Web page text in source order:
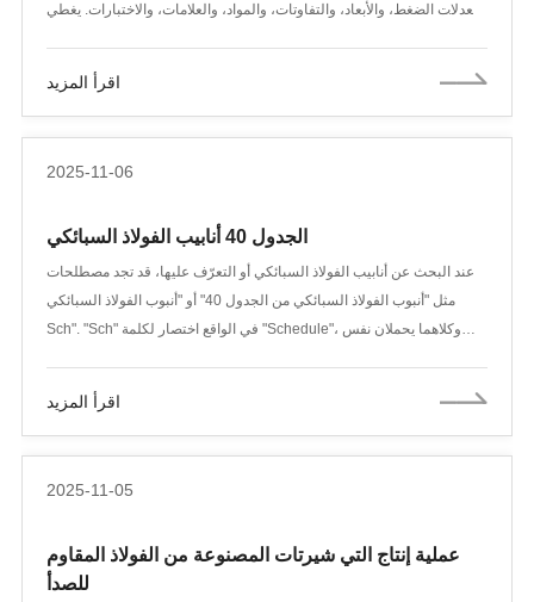
معدلات الضغط، والأبعاد، والتفاوتات، والمواد، والعلامات، والاختبارات. يغطي
26 بوصة إلى 60 بوصة، بمعدلات ضغط تتراوح بين 75 و150 و300 و400
اقرأ المزيد
2025-11-06
الجدول 40 أنابيب الفولاذ السبائكي
عند البحث عن أنابيب الفولاذ السبائكي أو التعرّف عليها، قد تجد مصطلحات
مثل "أنبوب الفولاذ السبائكي من الجدول 40" أو "أنبوب الفولاذ السبائكي
Sch". "Sch" في الواقع اختصار لكلمة "Schedule"، وكلاهما يحملان نفس
اقرأ المزيد
2025-11-05
عملية إنتاج التي شيرتات المصنوعة من الفولاذ المقاوم
للصدأ